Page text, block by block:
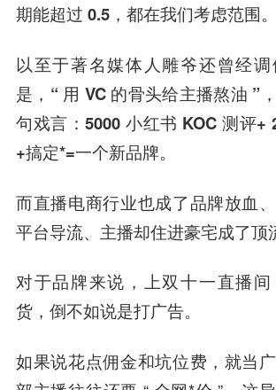
期能超过 0.5，都在我们考虑范围
以至于著名媒体人雕爷还曾经
是， “ 用 VC 的骨头给主播熬油 ”
句戏言：5000 小红书 KOC 测评+
+搞定*=一个新品牌。
而直播电商行业也成了品牌放血、
平台导流、主播却住进豪宅成了顶
对于品牌来说，上双十一直播
货，倒不如说是打广告。
如果说花点佣金和坑位费，就当